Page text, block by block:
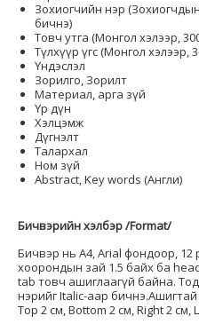
Зохиогчийн нэр
бичнэ)
Товч утга (Монгол хэлээр,
Түлхүүр үгс (Монгол хэлээр,
Үндэслэл
Зорилго, Зорилт
Материал, арга зүй
Үр дүн
Хэлцэмж
Дүгнэлт
Талархал
Ном зүй
Abstract, Key words (Англи)
Бичвэрийн хэлбэр /Format/
Бичвэр нь А4, Arial фондоор, 12
хоорондын зай 1.5 байх ба
tab товч ашиглаагүй байна.
нэрийг Italic-аар
Тop 2 см, Bottom 2 см, Right 2 см,